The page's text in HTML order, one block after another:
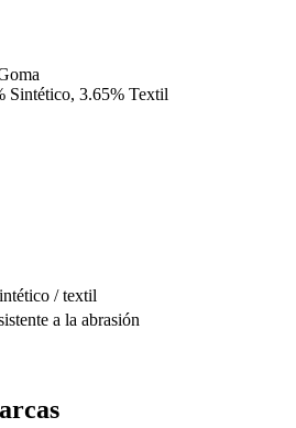
Sintético, 3.65% Textil
/ textil
a la abrasión